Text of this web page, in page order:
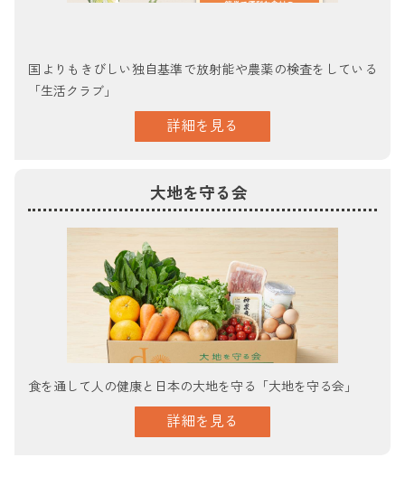
国よりもきびしい独自基準で放射能や農薬の検査をしている
「生活クラブ」
詳細を見る
大地を守る会
食を通して人の健康と日本の大地を守る「大地を守る会」
詳細を見る